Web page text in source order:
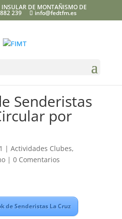
INSULAR DE MONTAÑISMO DE
239 info@fedtfm.es
Senderistas
por
| Actividades Clubes,
| 0 Comentarios
de Senderistas La Cruz